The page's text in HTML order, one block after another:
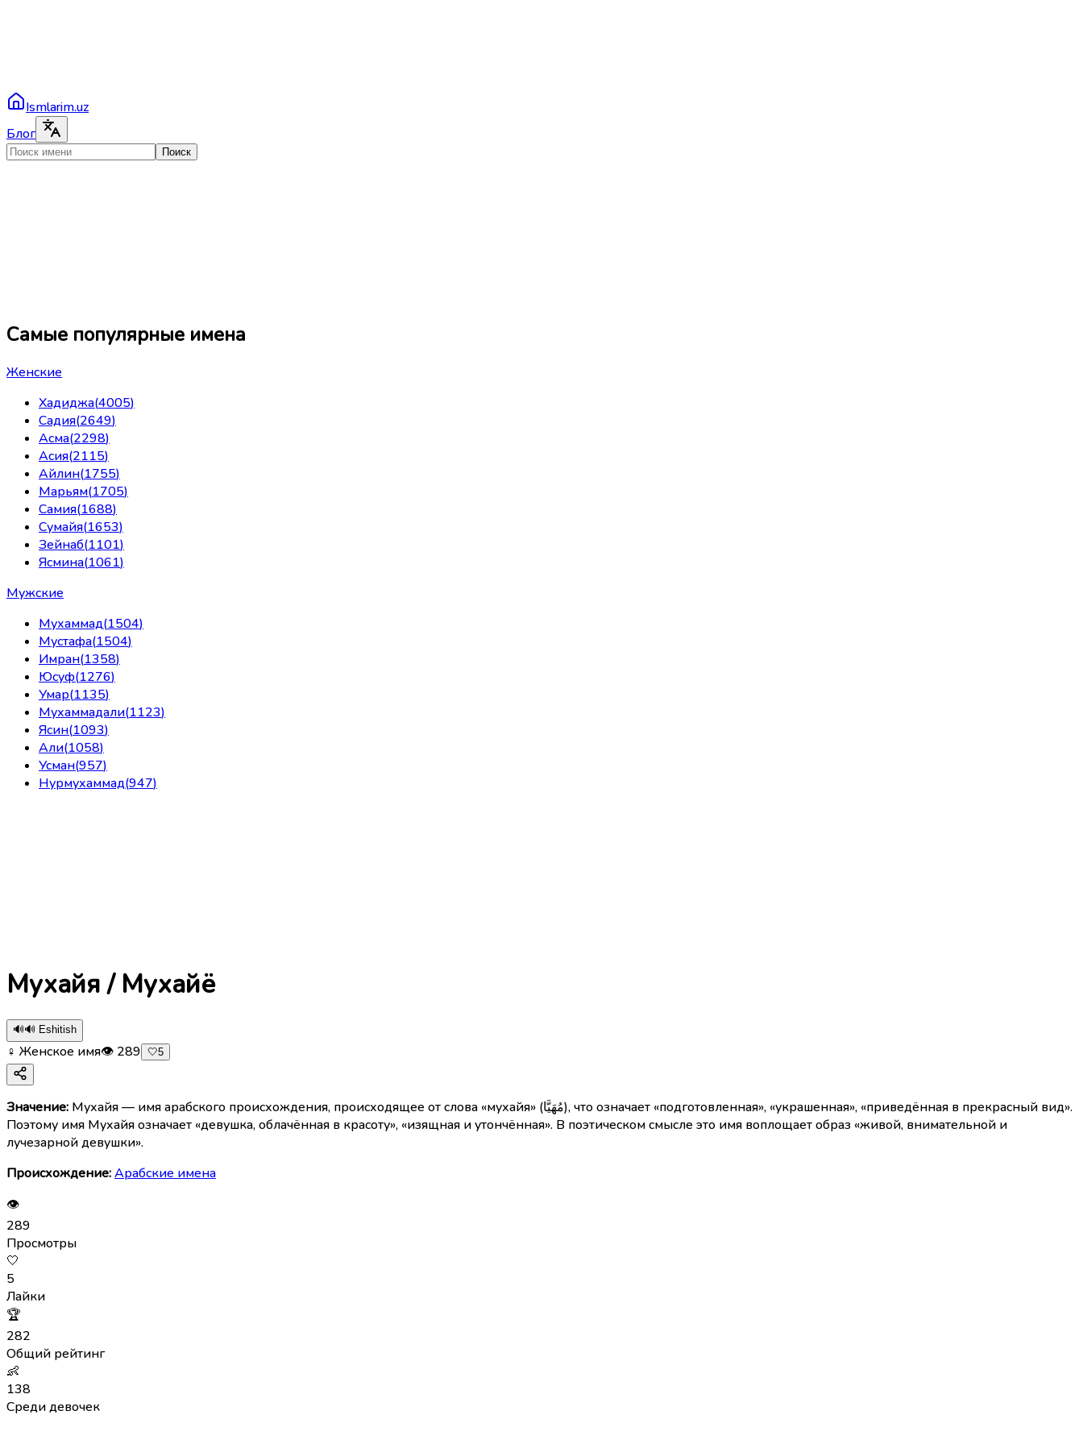
Ismlarim.uz
Блог
Поиск
Самые популярные имена
Женские
Хадиджа(4005)
Садия(2649)
Асма(2298)
Асия(2115)
Айлин(1755)
Марьям(1705)
Самия(1688)
Сумайя(1653)
Зейнаб(1101)
Ясмина(1061)
Мужские
Мухаммад(1504)
Мустафа(1504)
Имран(1358)
Юсуф(1276)
Умар(1135)
Мухаммадали(1123)
Ясин(1093)
Али(1058)
Усман(957)
Нурмухаммад(947)
Мухайя / Мухайё
🔊🔊 Eshitish
♀ Женское имя👁 289 🤍5
Значение: Мухайя — имя арабского происхождения, происходящее от слова «мухайя» (مُهَيَّا), что означает «подготовленная», «украшенная», «приведённая в прекрасный вид».
Поэтому имя Мухайя означает «девушка, облачённая в красоту», «изящная и утончённая». В поэтическом смысле это имя воплощает образ «живой, внимательной и
лучезарной девушки».
Происхождение:Арабские имена
👁
289
Просмотры
🤍
5
Лайки
🏆
282
Общий рейтинг
👶
138
Среди девочек